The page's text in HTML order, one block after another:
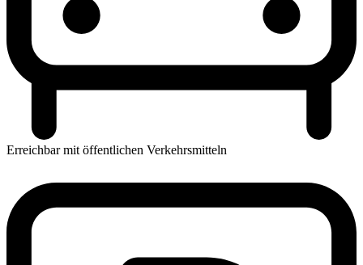
Erreichbar mit öffentlichen Verkehrsmitteln